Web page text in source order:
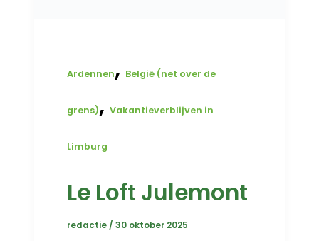
Ardennen, België (net over de
grens),Vakantieverblijven in
Limburg
Le Loft Julemont
redactie/30 oktober 2025